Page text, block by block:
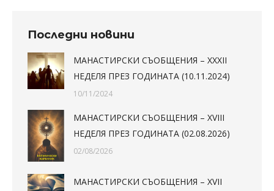
Последни новини
МАНАСТИРСКИ СЪОБЩЕНИЯ – XXXII
НЕДЕЛЯ ПРЕЗ ГОДИНАТА (10.11.2024)
10/11/2024
МАНАСТИРСКИ СЪОБЩЕНИЯ – XVIII
НЕДЕЛЯ ПРЕЗ ГОДИНАТА (02.08.2026)
02/08/2026
МАНАСТИРСКИ СЪОБЩЕНИЯ – XVII